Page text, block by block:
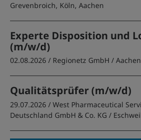
Grevenbroich, Köln, Aachen
Experte Disposition und
(m/w/d)
02.08.2026 / Regionetz GmbH / Aachen
Qualitätsprüfer (m/w/d)
29.07.2026 / West Pharmaceutical
Deutschland GmbH & Co. KG /